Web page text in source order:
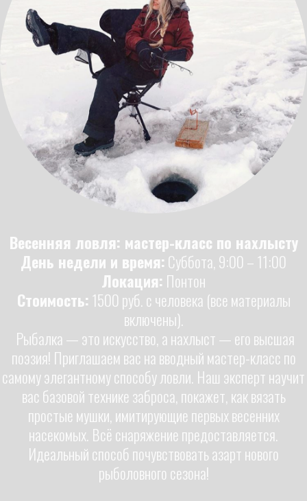
Весенняя ловля: мастер-класс по нахлысту
День недели и время: Суббота, 9:00 – 11:00
Локация: Понтон
Стоимость: 1500 руб. с человека (все материалы
включены).
Рыбалка — это искусство, а нахлыст — его высшая
поэзия! Приглашаем вас на вводный мастер-класс по
самому элегантному способу ловли. Наш эксперт научит
вас базовой технике заброса, покажет, как вязать
простые мушки, имитирующие первых весенних
насекомых. Всё снаряжение предоставляется.
Идеальный способ почувствовать азарт нового
рыболовного сезона!